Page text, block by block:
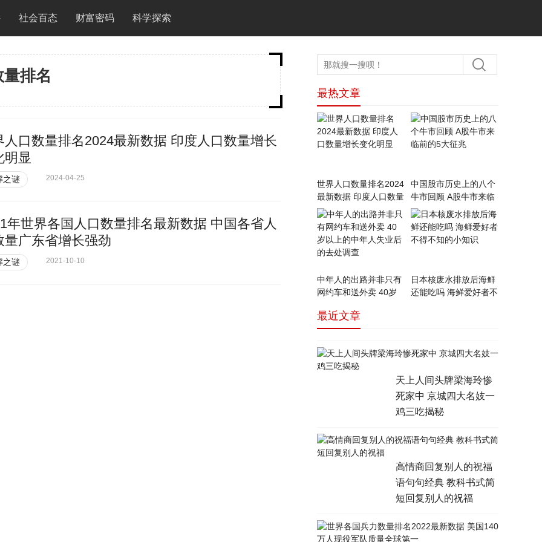
社会百态 财富密码 科学探索
排名
人口数量排名2024最新数据 印度人口数量增长
明显
之谜 2024-04-25
年世界各国人口数量排名最新数据 中国各省人
量广东省增长强劲
之谜 2021-10-10
最热文章
世界人口数量排名2024
最新数据 印度人口数量
增长变化明显
中国股市历史上的八个
牛市回顾 A股牛市来临
前的5大征兆
中年人的出路并非只有
网约车和送外卖 40岁
去处调查
日本核废水排放后海鲜
还能吃吗 海鲜爱好者不
最近文章
天上人间头牌梁海玲惨
死家中 京城四大名妓一
鸡三吃揭秘
高情商回复别人的祝福
语句句经典 教科书式简
短回复别人的祝福